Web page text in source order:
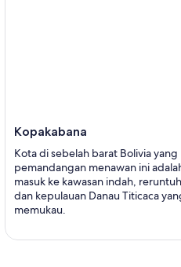
Kopakabana
Kota di sebelah barat Bolivia
pemandangan menawan ini
masuk ke kawasan indah,
dan kepulauan Danau Titicaca
memukau.